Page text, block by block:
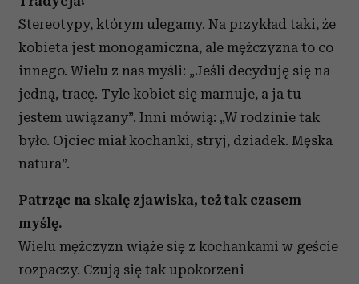
Stereotypy, którym ulegamy. Na przykład taki, że
kobieta jest monogamiczna, ale mężczyzna to co
innego. Wielu z nas myśli: „Jeśli decyduję się na
jedną, tracę. Tyle kobiet się marnuje, a ja tu
jestem uwiązany”. Inni mówią: „W rodzinie tak
było. Ojciec miał kochanki, stryj, dziadek. Męska
natura”.
Patrząc na skalę zjawiska, też tak czasem
myślę.
Wielu mężczyzn wiąże się z kochankami w geście
rozpaczy. Czują się tak upokorzeni